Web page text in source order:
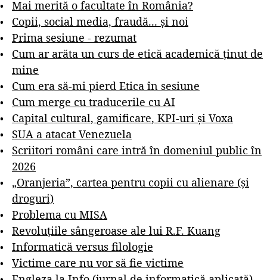
Mai merită o facultate în România?
Copii, social media, fraudă... și noi
Prima sesiune - rezumat
Cum ar arăta un curs de etică academică ținut de
mine
Cum era să-mi pierd Etica în sesiune
Cum merge cu traducerile cu AI
Capital cultural, gamificare, KPI-uri și Voxa
SUA a atacat Venezuela
Scriitori români care intră în domeniul public în
2026
„Oranjeria”, cartea pentru copii cu alienare (și
droguri)
Problema cu MISA
Revoluțiile sângeroase ale lui R.F. Kuang
Informatică versus filologie
Victime care nu vor să fie victime